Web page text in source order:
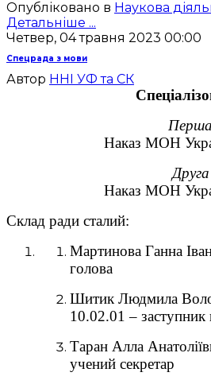
Опубліковано в Наукова
Детальніше ...
Четвер, 04 травня 2023 00:00
Спецрада з мови
Автор ННІ УФ та СК
Наказ МОН
Наказ МОН
Склад ради сталий:
Мартинова Ганна
голова
Шитик Людмила
10.02.01 – заступник
Таран Алла
учений секретар